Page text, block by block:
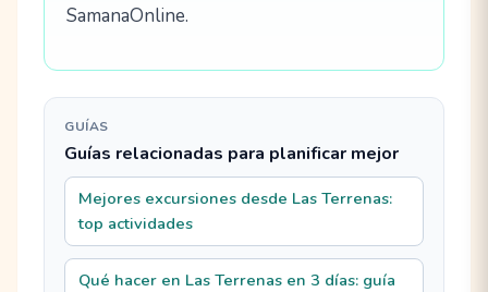
SamanaOnline.
GUÍAS
Guías relacionadas para planificar mejor
Mejores excursiones desde Las Terrenas:
top actividades
Qué hacer en Las Terrenas en 3 días: guía